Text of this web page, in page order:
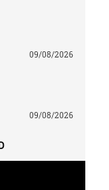
09/08/2026
09/08/2026